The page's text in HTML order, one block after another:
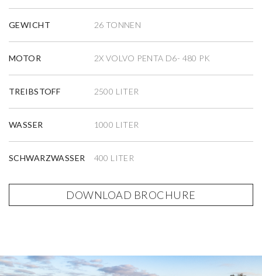
GEWICHT 26 TONNEN
MOTOR 2X VOLVO PENTA D6- 480 PK
TREIBSTOFF 2500 LITER
WASSER 1000 LITER
SCHWARZWASSER 400 LITER
DOWNLOAD BROCHURE